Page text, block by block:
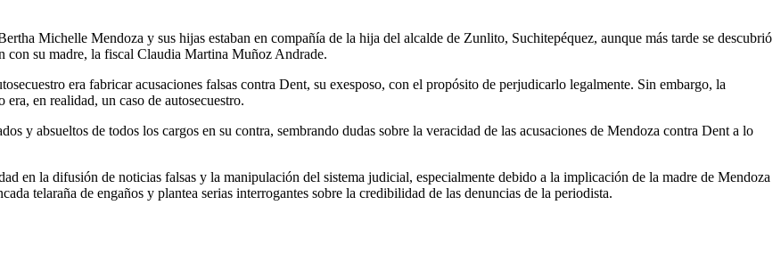
Michelle Mendoza y sus hijas estaban en compañía de la hija del alcalde de Zunlito, Suchitepéquez, aunque más tarde se descubrió
con su madre, la fiscal Claudia Martina Muñoz Andrade.
era fabricar acusaciones falsas contra Dent, su exesposo, con el propósito de perjudicarlo legalmente. Sin embargo, la
en realidad, un caso de autosecuestro.
y absueltos de todos los cargos en su contra, sembrando dudas sobre la veracidad de las acusaciones de Mendoza contra Dent a lo
en la difusión de noticias falsas y la manipulación del sistema judicial, especialmente debido a la implicación de la madre de Mendoza
telaraña de engaños y plantea serias interrogantes sobre la credibilidad de las denuncias de la periodista.